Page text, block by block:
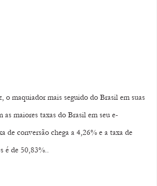
o maquiador mais seguido do Brasil em suas
as maiores taxas do Brasil em seu e-
de conversão chega a 4,26% e a taxa de
é de 50,83%..